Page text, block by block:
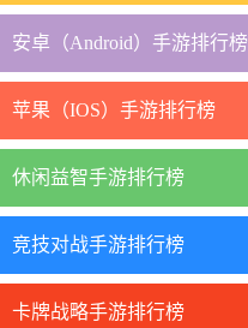
安卓（Android）手游排行榜
苹果（IOS）手游排行榜
休闲益智手游排行榜
竞技对战手游排行榜
卡牌战略手游排行榜